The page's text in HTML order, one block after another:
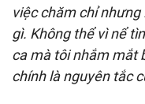
việc chăm chỉ
gì. Không thể vì nể
ca mà tôi nhắm mắt
chính là nguyên tắc